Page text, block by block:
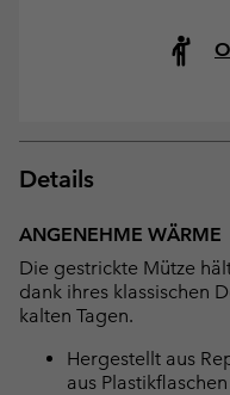
Details
ANGENEHME WÄRME
Die gestrickte Mütze
dank ihres klassischen
kalten Tagen.
Hergestellt aus
aus